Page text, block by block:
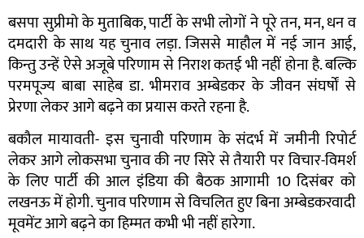
बसपा सुप्रीमो के मुताबिक, पार्टी के सभी लोगों ने पूरे तन, मन, धन व
दमदारी के साथ यह चुनाव लड़ा. जिससे माहौल में नई जान आई,
किन्तु उन्हें ऐसे अजूबे परिणाम से निराश कतई भी नहीं होना है. बल्कि
परमपूज्य बाबा साहेब डा. भीमराव अम्बेडकर के जीवन संघर्षों से
प्रेरणा लेकर आगे बढ़ने का प्रयास करते रहना है.
बकौल मायावती- इस चुनावी परिणाम के संदर्भ में जमीनी रिपोर्ट
लेकर आगे लोकसभा चुनाव की नए सिरे से तैयारी पर विचार-विमर्श
के लिए पार्टी की आल इंडिया की बैठक आगामी 10 दिसंबर को
लखनऊ में होगी. चुनाव परिणाम से विचलित हुए बिना अम्बेडकरवादी
मूवमेंट आगे बढ़ने का हिम्मत कभी भी नहीं हारेगा.